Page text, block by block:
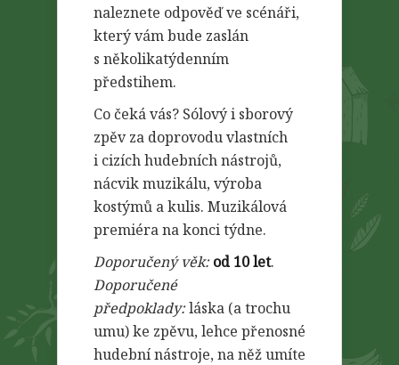
naleznete odpověď ve scénáři,
který vám bude zaslán
s několikatýdenním
předstihem.
Co čeká vás? Sólový i sborový
zpěv za doprovodu vlastních
i cizích hudebních nástrojů,
nácvik muzikálu, výroba
kostýmů a kulis. Muzikálová
premiéra na konci týdne.
Doporučený věk: od 10 let.
Doporučené
předpoklady:láska (a trochu
umu) ke zpěvu, lehce přenosné
hudební nástroje, na něž umíte